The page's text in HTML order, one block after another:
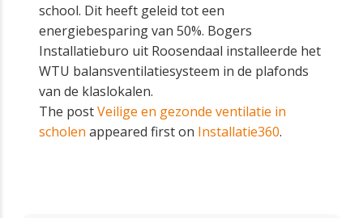
school. Dit heeft geleid tot een
energiebesparing van 50%. Bogers
Installatieburo uit Roosendaal installeerde het
WTU balansventilatiesysteem in de plafonds
van de klaslokalen.
The postVeilige en gezonde ventilatie in
scholen appeared first on Installatie360.